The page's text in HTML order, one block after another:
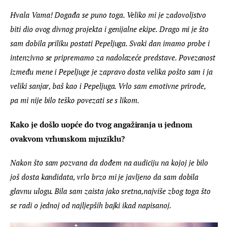
Hvala Vama! Događa se puno toga. Veliko mi je zadovoljstvo
biti dio ovog divnog projekta i genijalne ekipe. Drago mi je što
sam dobila priliku postati Pepeljuga. Svaki dan imamo probe i
intenzivno se pripremamo za nadolazeće predstave. Povezanost
između mene i Pepeljuge je zapravo dosta velika pošto sam i ja
veliki sanjar, baš kao i Pepeljuga. Vrlo sam emotivne prirode,
pa mi nije bilo teško povezati se s likom.
Kako je došlo uopće do tvog angažiranja u jednom
ovakvom vrhunskom mjuziklu?
Nakon što sam pozvana da dođem na audiciju na kojoj je bilo
još dosta kandidata, vrlo brzo mi je javljeno da sam dobila
glavnu ulogu. Bila sam zaista jako sretna,najviše zbog toga što
se radi o jednoj od najljepših bajki ikad napisanoj.